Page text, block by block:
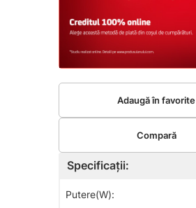
Specificații:
Putere(W):
Adaugă în favorite
Compară